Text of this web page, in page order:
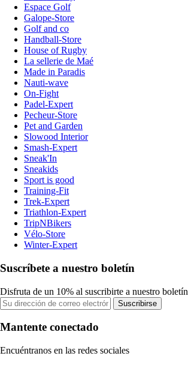
Espace Golf
Galope-Store
Golf and co
Handball-Store
House of Rugby
La sellerie de Maé
Made in Paradis
Nauti-wave
On-Fight
Padel-Expert
Pecheur-Store
Pet and Garden
Slowood Interior
Smash-Expert
Sneak'In
Sneakids
Sport is good
Training-Fit
Trek-Expert
Triathlon-Expert
TripNBikers
Vélo-Store
Winter-Expert
Suscríbete a nuestro boletín
Disfruta de un 10% al suscribirte a nuestro boletín
Suscribirse
Mantente conectado
Encuéntranos en las redes sociales